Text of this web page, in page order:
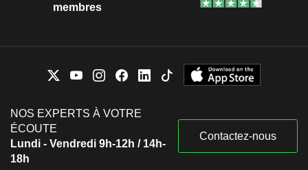
membres
NOS EXPERTS À VOTRE
ÉCOUTE
Lundi - Vendredi 9h-12h / 14h-
18h
Contactez-nous